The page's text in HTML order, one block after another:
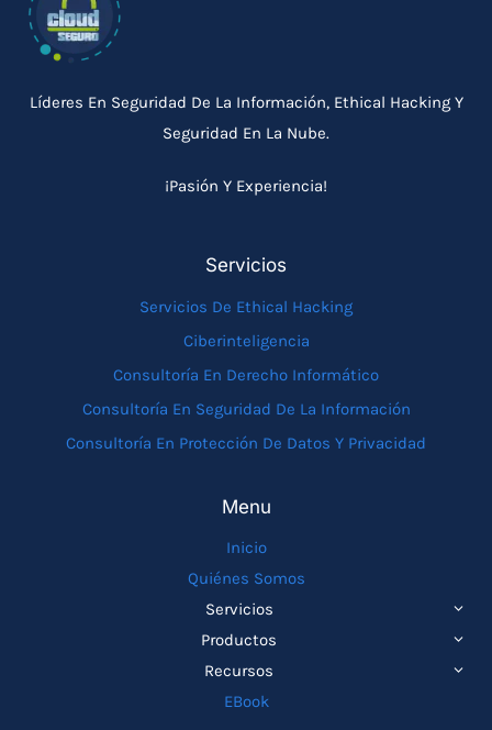
Líderes En Seguridad De La Información, Ethical Hacking Y
Seguridad En La Nube.
¡Pasión Y Experiencia!
Servicios
Servicios De Ethical Hacking
Ciberinteligencia
Consultoría En Derecho Informático
Consultoría En Seguridad De La Información
Consultoría En Protección De Datos Y Privacidad
Menu
Inicio
Quiénes Somos
Servicios
HIJO
Productos
HIJO
Recursos
EBook